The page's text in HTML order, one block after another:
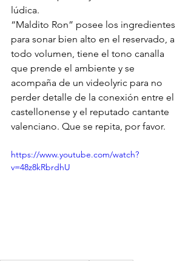
lúdica.
“Maldito Ron” posee los ingredientes
para sonar bien alto en el reservado, a
todo volumen, tiene el tono canalla
que prende el ambiente y se
acompaña de un videolyric para no
perder detalle de la conexión entre el
castellonense y el reputado cantante
valenciano. Que se repita, por favor.
https://www.youtube.com/watch?
v=48z8kRbrdhU